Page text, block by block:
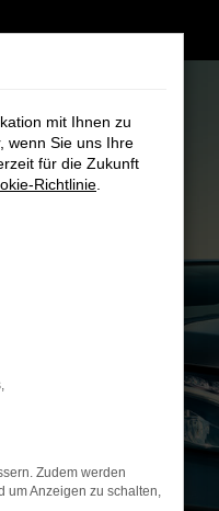
mit Ihnen zu
wenn Sie uns Ihre
für die Zukunft
Richtlinie
Zudem werden
um Anzeigen zu schalten,